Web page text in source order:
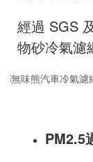
經過 SGS
物砂冷氣濾
PM2.5